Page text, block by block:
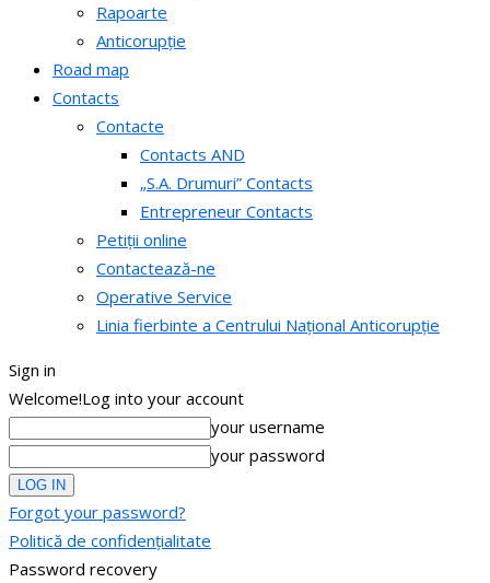
Rapoarte
Anticorupție
Road map
Contacts
Contacte
Contacts AND
„S.A. Drumuri” Contacts
Entrepreneur Contacts
Petiții online
Contactează-ne
Operative Service
Linia fierbinte a Centrului Național Anticorupție
Sign in
Welcome!Log into your account
your username
your password
Forgot your password?
Politică de confidențialitate
Password recovery